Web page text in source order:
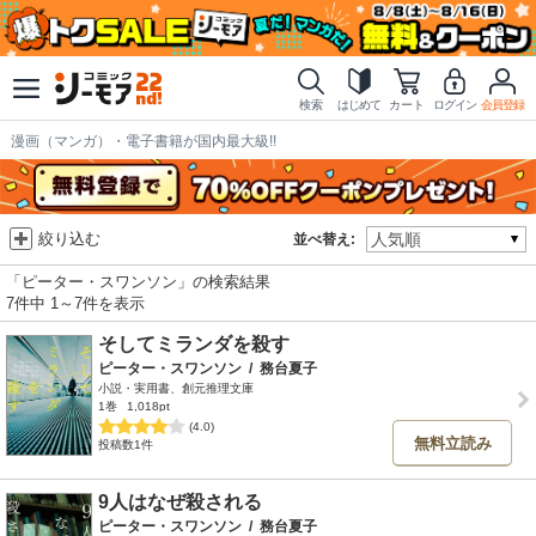
検索 はじめて カート ログイン 会員登録
漫画（マンガ）・電子書籍が国内最大級!!
並べ替え:
絞り込む
「ピーター・スワンソン」の検索結果
7件中 1～7件を表示
そしてミランダを殺す
ピーター・スワンソン / 務台夏子
小説・実用書、創元推理文庫
1巻
1,018pt
(4.0)
投稿数1件
無料立読み
9人はなぜ殺される
ピーター・スワンソン / 務台夏子